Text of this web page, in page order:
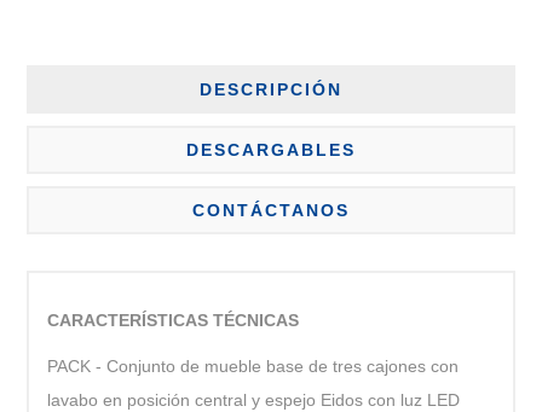
DESCRIPCIÓN
DESCARGABLES
CONTÁCTANOS
CARACTERÍSTICAS TÉCNICAS
PACK - Conjunto de mueble base de tres cajones con
lavabo en posición central y espejo Eidos con luz LED